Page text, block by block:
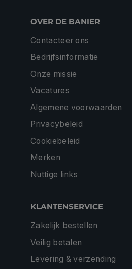
OVER DE BANIER
Contacteer ons
Bedrijfsinformatie
Onze missie
Vacatures
Algemene voorwaarden
Privacybeleid
Cookiebeleid
Merken
Nuttige links
KLANTENSERVICE
Zakelijk bestellen
Veilig betalen
Levering & verzending